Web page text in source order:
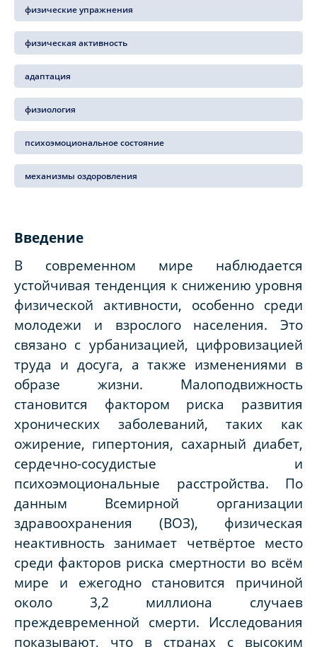
физические упражнения
физическая активность
адаптация
физиология
психоэмоциональное состояние
механизмы оздоровления
Введение
В современном мире наблюдается
устойчивая тенденция к снижению уровня
физической активности, особенно среди
молодежи и взрослого населения. Это
связано с урбанизацией, цифровизацией
труда и досуга, а также изменениями в
образе жизни. Малоподвижность
становится фактором риска развития
хронических заболеваний, таких как
ожирение, гипертония, сахарный диабет,
сердечно-сосудистые и
психоэмоциональные расстройства. По
данным Всемирной организации
здравоохранения (ВОЗ), физическая
неактивность занимает четвёртое место
среди факторов риска смертности во всём
мире и ежегодно становится причиной
около 3,2 миллиона случаев
преждевременной смерти. Исследования
показывают, что в странах с высоким